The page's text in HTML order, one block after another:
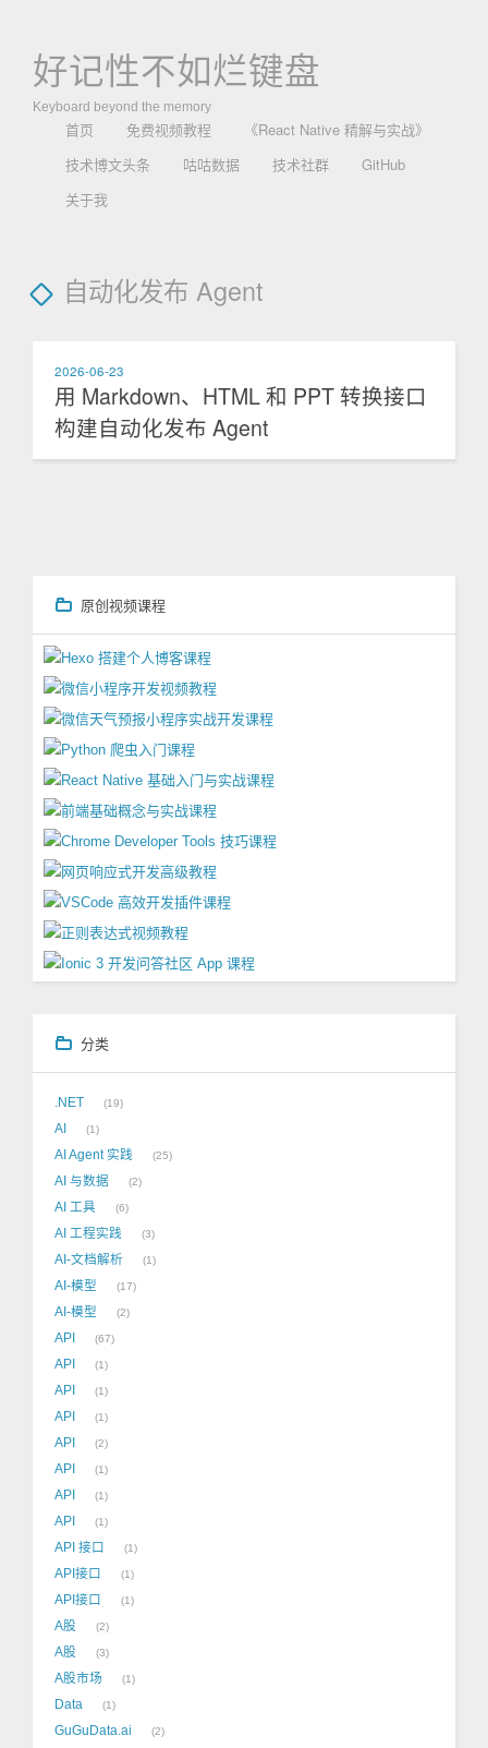
好记性不如烂键盘
Keyboard beyond the memory
首页 免费视频教程
《React Native 精解与实战》
技术博文头条
咕咕数据 技术社群
GitHub
关于我
自动化发布 Agent
2026-06-23
用 Markdown、HTML 和 PPT 转换接口
构建自动化发布 Agent
原创视频课程
分类
.NET 19
AI 1
AI Agent 实践 25
AI 与数据 2
AI 工具 6
AI 工程实践 3
AI-文档解析 1
AI-模型 17
AI-模型 2
API 67
API 1
API 1
API 1
API 2
API 1
API 1
API 1
API 接口 1
API接口 1
API接口 1
A股 2
A股 3
A股市场 1
Data 1
GuGuData.ai 2